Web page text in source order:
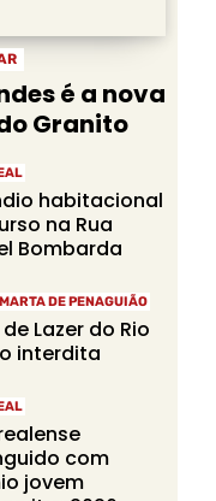
é a nova
Granito
habitacional
na Rua
Bombarda
DE PENAGUIÃO
Lazer do Rio
interdita
com
jovem